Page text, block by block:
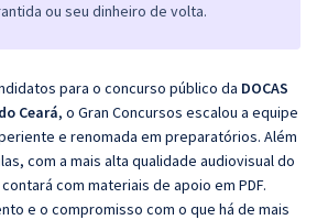
ou seu dinheiro de volta.
para o concurso público da DOCAS
Ceará, o Gran Concursos escalou a equipe
e renomada em preparatórios. Além
com a mais alta qualidade audiovisual do
com materiais de apoio em PDF.
e o compromisso com o que há de mais